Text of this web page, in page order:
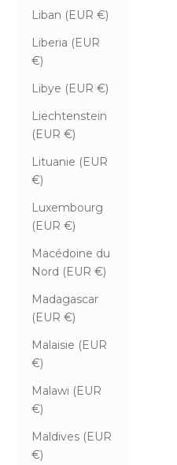
Liban (EUR €)
Liberia (EUR
€)
Libye (EUR €)
Liechtenstein
(EUR €)
Lituanie (EUR
€)
Luxembourg
(EUR €)
Macédoine du
Nord (EUR €)
Madagascar
(EUR €)
Malaisie (EUR
€)
Malawi (EUR
€)
Maldives (EUR
€)